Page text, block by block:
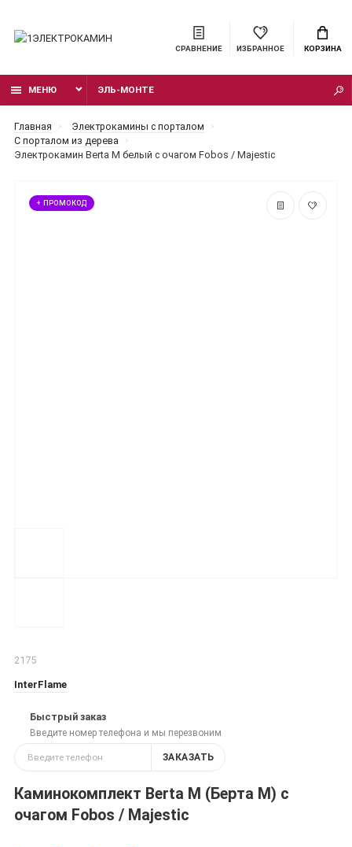
СРАВНЕНИЕ ИЗБРАННОЕ КОРЗИНА
МЕНЮ ЭЛЬ-МОНТЕ
Главная
Электрокамины с порталом
С порталом из дерева
Электрокамин Berta M белый с очагом Fobos / Majestic
+ ПРОМОКОД
2175
InterFlame
Быстрый заказ
Введите номер телефона и мы перезвоним
ЗАКАЗАТЬ
Каминокомплект Berta M (Берта М) с
очагом Fobos / Majestic